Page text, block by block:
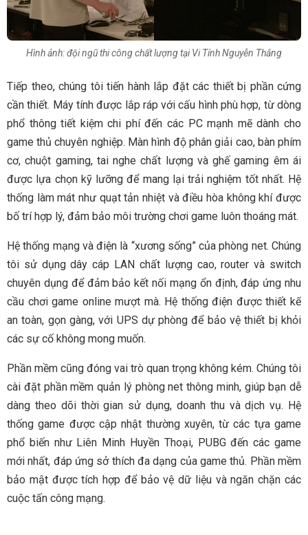
Hình ảnh: đội ngũ thi công chất lượng tại Vi Tính Nguyễn Thắng
Tiếp theo, chúng tôi tiến hành lắp đặt các thiết bị phần cứng
cần thiết. Máy tính được lắp ráp với cấu hình phù hợp, từ dòng
phổ thông tiết kiệm chi phí đến các PC mạnh mẽ dành cho
game thủ chuyên nghiệp. Màn hình độ phân giải cao, bàn phím
cơ, chuột gaming, tai nghe chất lượng và ghế gaming êm ái
được lựa chọn kỹ lưỡng để mang lại trải nghiệm tốt nhất. Hệ
thống làm mát như quạt tản nhiệt và điều hòa không khí được
bố trí hợp lý, đảm bảo môi trường chơi game luôn thoáng mát.
Hệ thống mạng và điện là “xương sống” của phòng net. Chúng
tôi sử dụng dây cáp LAN chất lượng cao, router và switch
chuyên dụng để đảm bảo kết nối mạng ổn định, đáp ứng nhu
cầu chơi game online mượt mà. Hệ thống điện được thiết kế
an toàn, gọn gàng, với UPS dự phòng để bảo vệ thiết bị khỏi
các sự cố không mong muốn.
Phần mềm cũng đóng vai trò quan trọng không kém. Chúng tôi
cài đặt phần mềm quản lý phòng net thông minh, giúp bạn dễ
dàng theo dõi thời gian sử dụng, doanh thu và dịch vụ. Hệ
thống game được cập nhật thường xuyên, từ các tựa game
phổ biến như Liên Minh Huyền Thoại, PUBG đến các game
mới nhất, đáp ứng sở thích đa dạng của game thủ. Phần mềm
bảo mật được tích hợp để bảo vệ dữ liệu và ngăn chặn các
cuộc tấn công mạng.